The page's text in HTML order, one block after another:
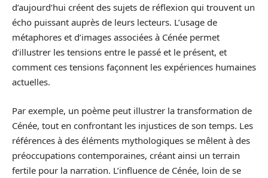
d’aujourd’hui créent des sujets de réflexion qui trouvent un
écho puissant auprès de leurs lecteurs. L’usage de
métaphores et d’images associées à Cénée permet
d’illustrer les tensions entre le passé et le présent, et
comment ces tensions façonnent les expériences humaines
actuelles.
Par exemple, un poème peut illustrer la transformation de
Cénée, tout en confrontant les injustices de son temps. Les
références à des éléments mythologiques se mêlent à des
préoccupations contemporaines, créant ainsi un terrain
fertile pour la narration. L’influence de Cénée, loin de se